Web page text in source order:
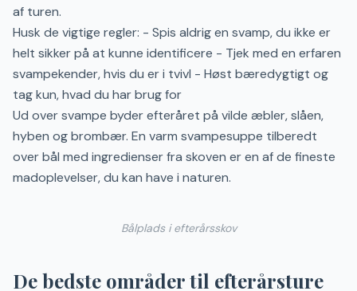
af turen.
Husk de vigtige regler: - Spis aldrig en svamp, du ikke er
helt sikker på at kunne identificere - Tjek med en erfaren
svampekender, hvis du er i tvivl - Høst bæredygtigt og
tag kun, hvad du har brug for
Ud over svampe byder efteråret på vilde æbler, slåen,
hyben og brombær. En varm svampesuppe tilberedt
over bål med ingredienser fra skoven er en af de fineste
madoplevelser, du kan have i naturen.
Bålplads i efterårsskov
De bedste områder til efterårsture